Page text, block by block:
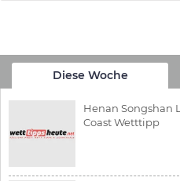
Diese Woche
Henan Songshan
Coast Wetttipp